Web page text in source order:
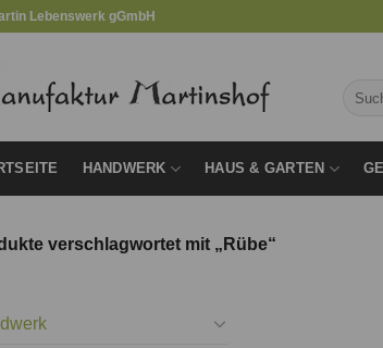
Lebenswerk gGmbH
HANDWERK HAUS & GARTEN
verschlagwortet mit „Rübe“